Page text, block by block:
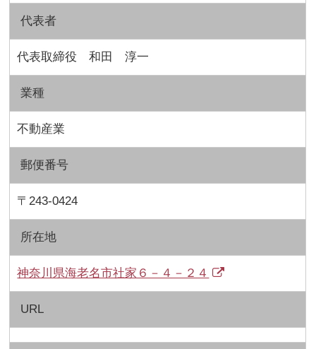
代表者
代表取締役 和田 淳一
業種
不動産業
郵便番号
〒243-0424
所在地
神奈川県海老名市社家６－４－２４
URL